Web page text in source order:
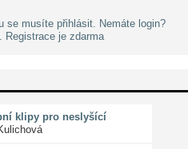
se musíte přihlásit. Nemáte login?
Registrace je zdarma
klipy pro neslyšící